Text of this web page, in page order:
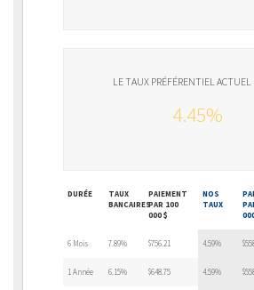
LE TAUX PRÉFÉRENTIEL ACTUEL
4.45%
DURÉE
TAUX
BANCAIRES
PAIEMENT
PAR 100
000 $
NOS
TAUX
6 Mois 7.89% $756.21 4.59%
1 Année 6.15% $648.75 4.59%